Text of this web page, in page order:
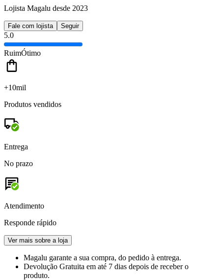
Lojista Magalu desde 2023
Fale com lojista Seguir
5.0
RuimÓtimo
+10mil
Produtos vendidos
Entrega
No prazo
Atendimento
Responde rápido
Ver mais sobre a loja
Magalu garante a sua compra, do pedido à entrega.
Devolução Gratuita em até 7 dias depois de receber o
produto.